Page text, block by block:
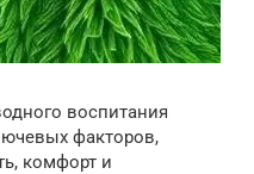
воспитания
факторов,
комфорт и